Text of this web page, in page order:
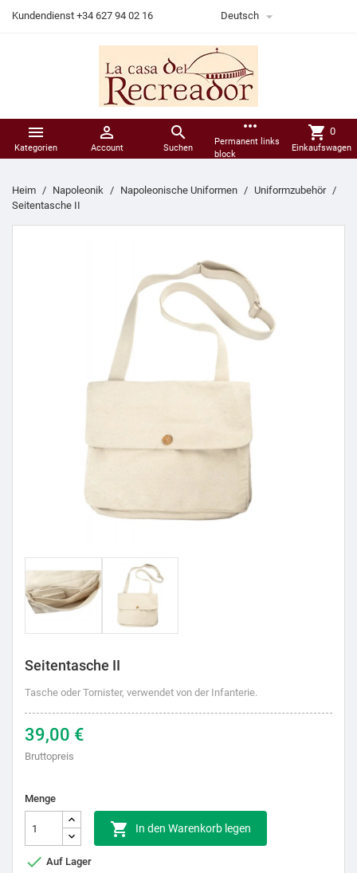
Kundendienst +34 627 94 02 16 Deutsch 

Kategorien

Account

Suchen
more_horiz
Permanent links
block
shopping_cart 0
Einkaufswagen
Heim Napoleonik Napoleonische Uniformen
Uniformzubehör
Seitentasche II
Seitentasche II
Tasche oder Tornister, verwendet von der Infanterie.
39,00 €
Bruttopreis
Menge
 In den Warenkorb legen
 Auf Lager